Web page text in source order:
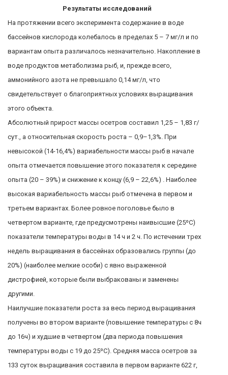
Результаты исследований
На протяжении всего эксперимента содержание в воде
бассейнов кислорода колебалось в пределах 5 – 7 мг/л и по
вариантам опыта различалось незначительно. Накопление в
воде продуктов метаболизма рыб, и, прежде всего,
аммонийного азота не превышало 0,14 мг/л, что
свидетельствует о благоприятных условиях выращивания
этого объекта.
Абсолютный прирост массы осетров составил 1,25 – 1,83 г/
сут., а относительная скорость роста – 0,9–1,3%. При
невысокой (14-16,4%) вариабельности массы рыб в начале
опыта отмечается повышение этого показателя к середине
опыта (20 – 39%) и снижение к концу (6,9 – 22,6%) . Наиболее
высокая вариабельность массы рыб отмечена в первом и
третьем вариантах. Более ровное поголовье было в
четвертом варианте, где предусмотрены наивысшие (25ºС)
показатели температуры воды в 14 ч и 2 ч. По истечении трех
недель выращивания в бассейнах образовались группы (до
20%) (наиболее мелкие особи) с явно выраженной
дистрофией, которые были выбракованы и заменены
другими.
Наилучшие показатели роста за весь период выращивания
получены во втором варианте (повышение температуры с 8ч
до 16ч) и худшие в четвертом (два периода повышения
температуры воды с 19 до 25ºС). Средняя масса осетров за
133 суток выращивания составила в первом варианте 622 г,